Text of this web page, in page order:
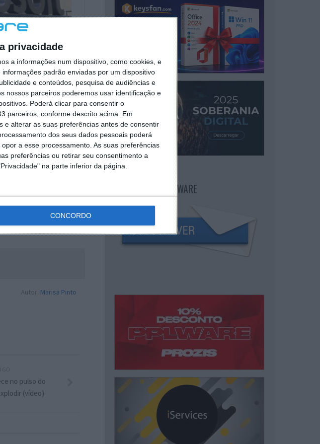
privacidade
a informações num dispositivo, como cookies, e
padrão enviadas por um dispositivo
e conteúdos, pesquisa de audiências e
nossos parceiros poderemos usar identificação e
Poderá clicar para consentir o
parceiros, conforme descrito acima. Em
alterar as suas preferências antes de consentir
dos seus dados pessoais poderá
a esse processamento. As suas preferências
preferências ou retirar seu consentimento a
na parte inferior da página.
CONCORDO
Autor: Marisa Pinto
no pulso do
(vídeo)
NEWSLETTER PPLWARE